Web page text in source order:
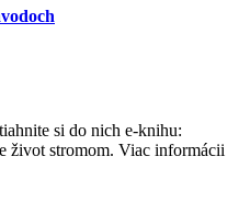
si do nich e-knihu:
život stromom. Viac informácii